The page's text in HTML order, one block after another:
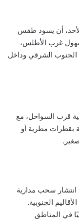
الأحد، أن يسود طقس
غرب الأطلس،
الشرقي وداخل
قرب السواحل، مع
بقطرات مطرية أو
انتشار سحب مدارية
الجنوبية.
في المناطق